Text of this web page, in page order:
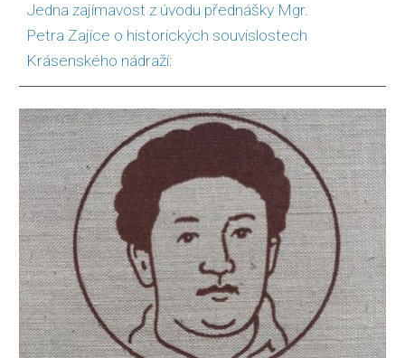
Jedna zajímavost z úvodu přednášky Mgr.
Petra Zajíce o historických souvislostech
Krásenského nádraží: